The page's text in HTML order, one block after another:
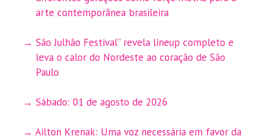
arte contemporânea brasileira
São Julhão Festival” revela lineup completo e
leva o calor do Nordeste ao coração de São
Paulo
Sábado: 01 de agosto de 2026
Ailton Krenak: Uma voz necessária em favor da